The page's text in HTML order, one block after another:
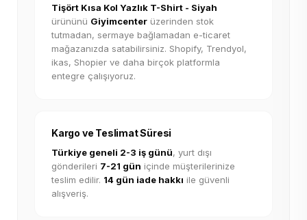
Tişört Kısa Kol Yazlık T-Shirt - Siyah
ürününü Giyimcenter üzerinden stok
tutmadan, sermaye bağlamadan e-ticaret
mağazanızda satabilirsiniz. Shopify, Trendyol,
ikas, Shopier ve daha birçok platformla
entegre çalışıyoruz.
Kargo ve Teslimat Süresi
Türkiye geneli 2-3 iş günü, yurt dışı
gönderileri 7-21 gün içinde müşterilerinize
teslim edilir. 14 gün iade hakkı ile güvenli
alışveriş.